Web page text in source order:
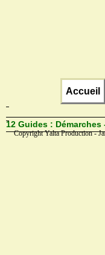
Accueil
12 Guides :
Copyright Yalta Production -